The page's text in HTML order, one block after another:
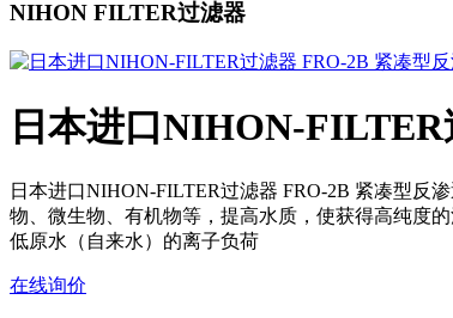
NIHON FILTER过滤器
日本进口NIHON-
日本进口NIHON-FILTER过滤器 FRO-2B 紧凑型反
物、微生物、有机物等，提高水质，使获得高纯度
低原水（自来水）的离子负荷
在线询价